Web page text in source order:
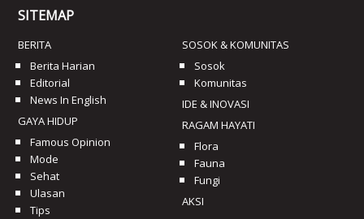
SITEMAP
BERITA
Berita Harian
Editorial
News In English
GAYA HIDUP
Famous Opinion
Mode
Sehat
Ulasan
Tips
SOSOK & KOMUNITAS
Sosok
Komunitas
IDE & INOVASI
RAGAM HAYATI
Flora
Fauna
Fungi
AKSI